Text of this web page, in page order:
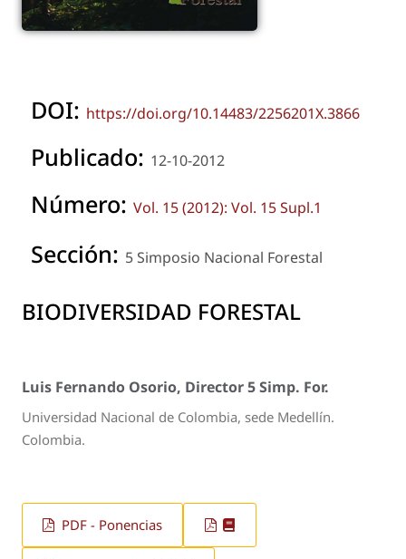
DOI: https://doi.org/10.14483/2256201X.3866
Publicado: 12-10-2012
Número: Vol. 15 (2012): Vol. 15 Supl.1
Sección: 5 Simposio Nacional Forestal
BIODIVERSIDAD FORESTAL
Luis Fernando Osorio, Director 5 Simp. For.
Universidad Nacional de Colombia, sede Medellín.
Colombia.
PDF - Ponencias